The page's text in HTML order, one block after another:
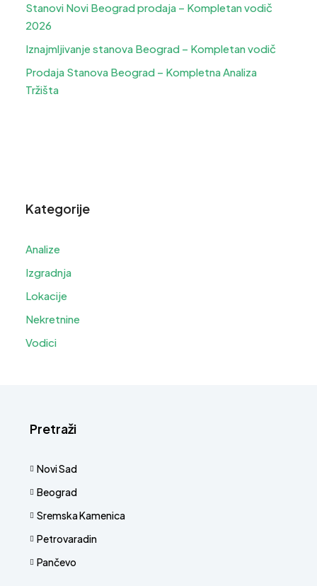
Stanovi Novi Beograd prodaja – Kompletan vodič
2026
Iznajmljivanje stanova Beograd – Kompletan vodič
Prodaja Stanova Beograd – Kompletna Analiza
Tržišta
Kategorije
Analize
Izgradnja
Lokacije
Nekretnine
Vodici
Pretraži
Novi Sad
Beograd
Sremska Kamenica
Petrovaradin
Pančevo